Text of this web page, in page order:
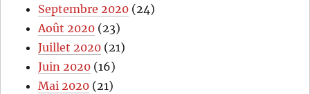
Septembre 2020 (24)
Août 2020 (23)
Juillet 2020 (21)
Juin 2020 (16)
Mai 2020 (21)